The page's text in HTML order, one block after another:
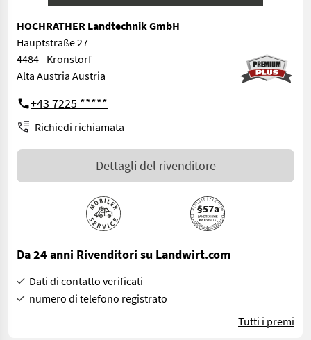
HOCHRATHER Landtechnik GmbH
Hauptstraße 27
4484 - Kronstorf
Alta Austria Austria
+43 7225 *****
Richiedi richiamata
Dettagli del rivenditore
Da 24 anni Rivenditori su Landwirt.com
Dati di contatto verificati
numero di telefono registrato
Tutti i premi